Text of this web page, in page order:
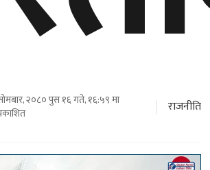
२०८० पुस १६ गते, १६:५९ मा
राजनीति